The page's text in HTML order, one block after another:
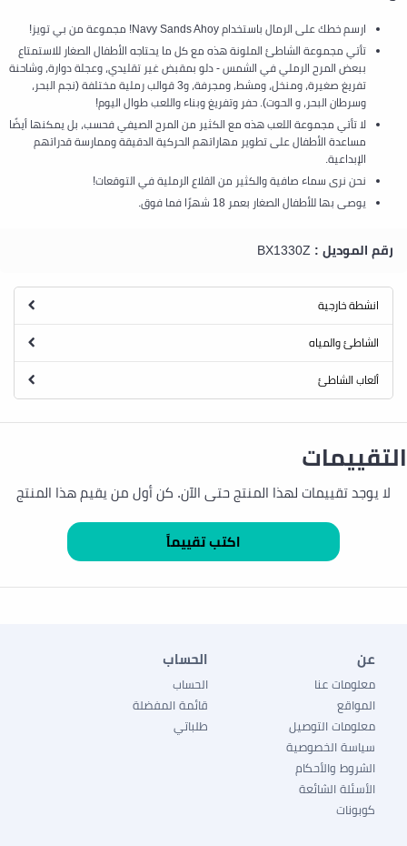
ارسم خطك على الرمال باستخدام Navy Sands Ahoy! مجموعة من بي تويز!
تأتي مجموعة الشاطئ الملونة هذه مع كل ما يحتاجه الأطفال الصغار للاستمتاع
ببعض المرح الرملي في الشمس - دلو بمقبض غير تقليدي، وعجلة دوارة، وشاحنة
تفريغ صغيرة، ومنخل، ومشط، ومجرفة، و3 قوالب رملية مختلفة (نجم البحر،
وسرطان البحر، و الحوت). حفر وتفريغ وبناء واللعب طوال اليوم!
لا تأتي مجموعة اللعب هذه مع الكثير من المرح الصيفي فحسب، بل يمكنها أيضًا
مساعدة الأطفال على تطوير مهاراتهم الحركية الدقيقة وممارسة قدراتهم
الإبداعية.
نحن نرى سماء صافية والكثير من القلاع الرملية في التوقعات!
يوصى بها للأطفال الصغار بعمر 18 شهرًا فما فوق.
رقم الموديل : BX1330Z
انشطة خارجية
الشاطئ والمياه
ألعاب الشاطئ
التقييمات
لا يوجد تقييمات لهذا المنتج حتى الآن. كن أول من يقيم هذا المنتج
عن
معلومات عنا
المواقع
معلومات التوصيل
سياسة الخصوصية
الشروط والأحكام
الأسئلة الشائعة
كوبونات
الحساب
الحساب
قائمة المفضلة
طلباتي